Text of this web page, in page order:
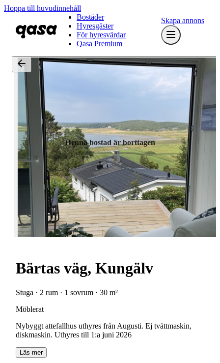
Hoppa till huvudinnehåll
Bostäder
Hyresgäster
För hyresvärdar
Qasa Premium
Skapa annons
Denna bostad är borttagen
Bärtas väg, Kungälv
Stuga · 2 rum · 1 sovrum · 30 m²
Möblerat
Nybyggt attefallhus uthyres från Augusti. Ej tvättmaskin,
diskmaskin. Uthyres till 1:a juni 2026
Läs mer